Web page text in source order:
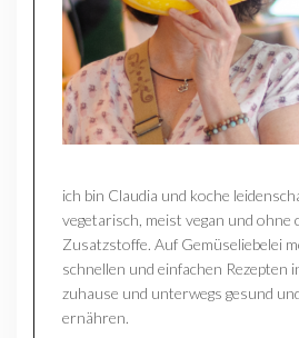
ich bin Claudia und koche
vegetarisch, meist vegan und ohne
Zusatzstoffe. Auf Gemüseliebelei
schnellen und einfachen Rezepten
zuhause und unterwegs gesund
ernähren.